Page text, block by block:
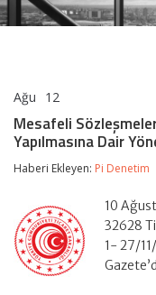
Ağu 12
Değişiklik
Dair
Mesafeli
Yapılmasına Dair
Haberi Ekleyen: Pi Denetim
10
32628
1- 27/